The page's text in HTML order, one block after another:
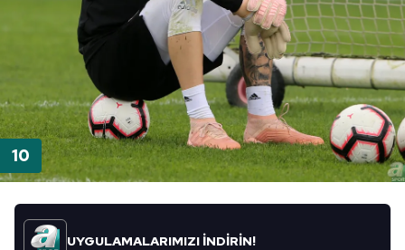
UYGULAMALARIMIZI İNDİRİN!